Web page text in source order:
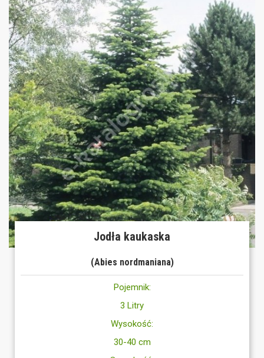
Jodła kaukaska
(Abies nordmaniana)
Pojemnik:
3 Litry
Wysokość:
30-40 cm